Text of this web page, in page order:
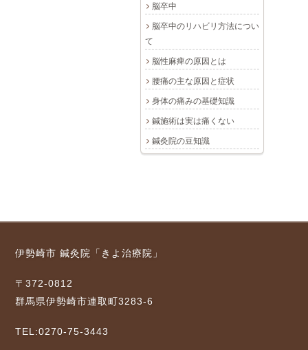
脳卒中
脳卒中のリハビリ方法につい
て
脳性麻痺の原因とは
腰痛の主な原因と症状
身体の痛みの基礎知識
鍼施術は実は痛くない
鍼灸院の豆知識
伊勢崎市 鍼灸院「きよ治療院」
〒372-0812
群馬県伊勢崎市連取町3283-6
TEL:0270-75-3443